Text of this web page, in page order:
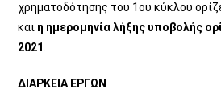
χρηματοδότησης του 1ου κύκλου
και η ημερομηνία λήξης υποβολής
2021
ΔΙΑΡΚΕΙΑ ΕΡΓΩΝ